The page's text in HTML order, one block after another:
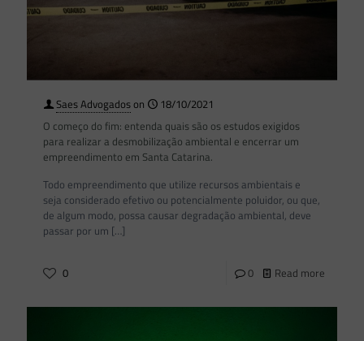
Saes Advogadoson
18/10/2021
O começo do fim: entenda quais são os estudos exigidos
para realizar a desmobilização ambiental e encerrar um
empreendimento em Santa Catarina.
Todo empreendimento que utilize recursos ambientais e
seja considerado efetivo ou potencialmente poluidor, ou que,
de algum modo, possa causar degradação ambiental, deve
passar por um […]
0 0 Read more